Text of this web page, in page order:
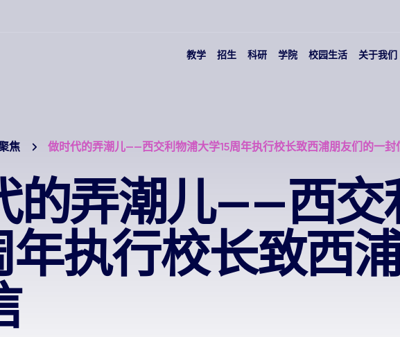
教学 招生 科研 学院 校园生活 关于我们
焦 做时代的弄潮儿——西交利物浦大学15周年执行校长致西浦朋友们的一封
的弄潮儿——西交
年执行校长致西